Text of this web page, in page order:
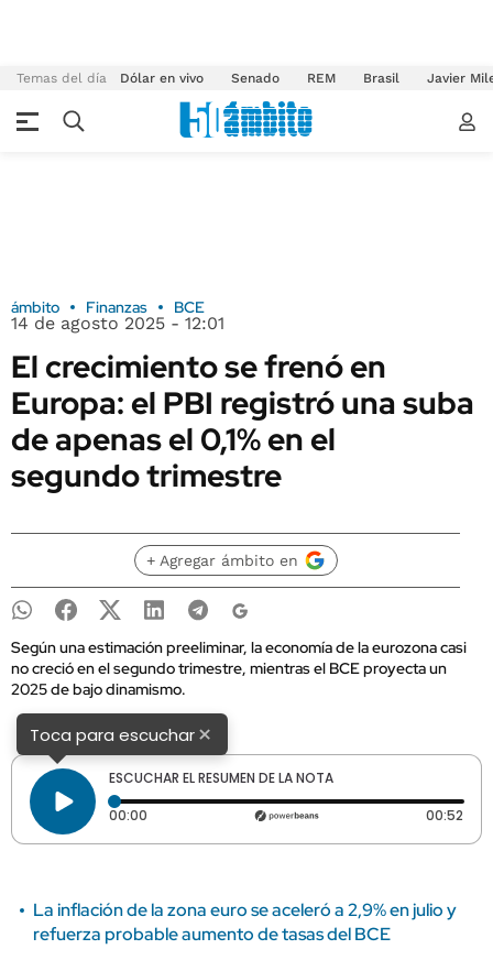
Temas del día Dólar en vivo Senado REM Brasil Javier
ámbito Finanzas BCE
14 de agosto 2025 - 12:01
El crecimiento se frenó en
Europa: el PBI registró una suba
de apenas el 0,1% en el
segundo trimestre
+ Agregar ámbito en
Según una estimación preeliminar, la economía de la eurozona casi
no creció en el segundo trimestre, mientras el BCE proyecta un
2025 de bajo dinamismo.
Toca para escuchar×
ESCUCHAR EL RESUMEN DE LA NOTA
00:00 Tiempo transcurrido: 0 segundos 00:52
La inflación de la zona euro se aceleró a 2,9% en julio y
refuerza probable aumento de tasas del BCE